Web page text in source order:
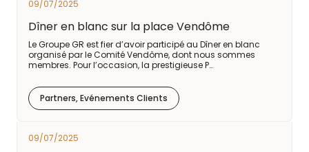
09/07/2025
Dîner en blanc sur la place Vendôme
Le Groupe GR est fier d’avoir participé au Dîner en blanc
organisé par le Comité Vendôme, dont nous sommes
membres. Pour l’occasion, la prestigieuse P…
Partners, Evénements Clients
09/07/2025